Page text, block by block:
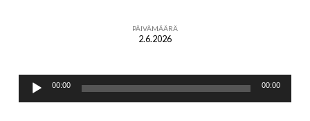
Hannu
vuorinen
PÄIVÄMÄÄRÄ
2.6.2026
Äänitoistin
00:00 00:00